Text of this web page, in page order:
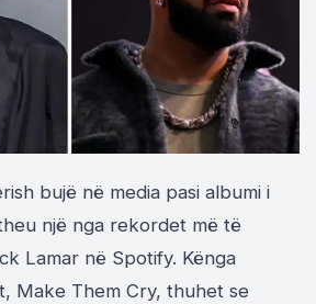
bujë në media pasi albumi i
një nga rekordet më të
Lamar në Spotify. Kënga
Make Them Cry, thuhet se